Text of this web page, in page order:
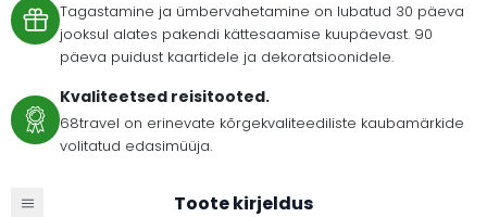
Tagastamine ja ümbervahetamine on lubatud 30 päeva
jooksul alates pakendi kättesaamise kuupäevast. 90
päeva puidust kaartidele ja dekoratsioonidele.
Kvaliteetsed reisitooted.
68travel on erinevate kõrgekvaliteediliste kaubamärkide
volitatud edasimüüja.
Toote kirjeldus